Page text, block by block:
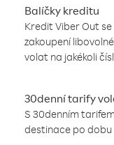
Balíčky kreditu
Kredit Viber Out
zakoupení
volat na jakékoli
30denní tarify
S 30denním
destinace po dobu